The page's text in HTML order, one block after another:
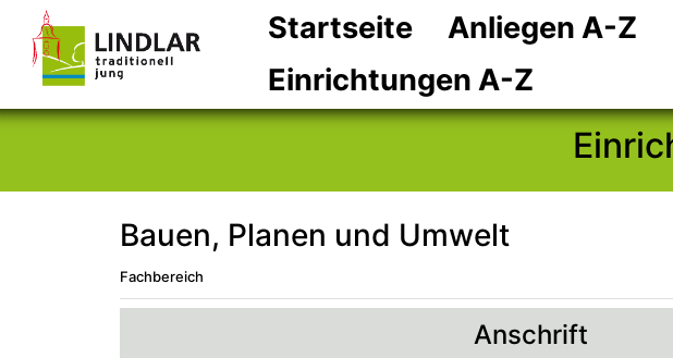
Startseite Anliegen A-Z
Einrichtungen A-Z
Bauen, Planen und Umwelt
Fachbereich
Anschrift